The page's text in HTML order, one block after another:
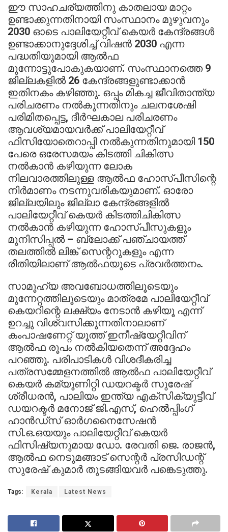
ഈ സാഹചര്യത്തിനു കാതലായ മാറ്റം
ഉണ്ടാക്കുന്നതിനായി സംസ്ഥാനം മുഴുവനും
2030 ഓടെ പാലിയേറ്റീവ് കെയര്‍ കേന്ദ്രങ്ങള്‍
ഉണ്ടാക്കാനുദ്ദേശിച്ച് വിഷന്‍ 2030 എന്ന
പദ്ധതിയുമായി ആല്‍ഫ
മുന്നോട്ടുപോകുകയാണ്. സംസ്ഥാനത്തെ 9
ജില്ലകളില്‍ 26 കേന്ദ്രങ്ങളുണ്ടാക്കാന്‍
ഇതിനകം കഴിഞ്ഞു. ഒപ്പം മികച്ച ജീവിതാന്ത്യ
പരിചരണം നല്‍കുന്നതിനും ചലനശേഷി
പരിമിതപ്പെട്ട, ദീര്‍ഘകാല പരിചരണം
ആവശ്യമായവര്‍ക്ക് പാലിയേറ്റീവ്
ഫിസിയോതെറാപ്പി നല്‍കുന്നതിനുമായി 150
പേരെ ഒരേസമയം കിടത്തി ചികിത്സ
നല്‍കാന്‍ കഴിയുന്ന ലോക
നിലവാരത്തിലുള്ള ആല്‍ഫ ഹോസ്പീസിന്റെ
നിര്‍മാണം നടന്നുവരികയുമാണ്. ഓരോ
ജില്ലയിലും ജില്ലാ കേന്ദ്രങ്ങളില്‍
പാലിയേറ്റീവ് കെയര്‍ കിടത്തിചികിത്സ
നല്‍കാന്‍ കഴിയുന്ന ഹോസ്പീസുകളും
മുനിസിപ്പല്‍ – ബ്ലോക്ക് പഞ്ചായത്ത്
തലത്തില്‍ ലിങ്ക് സെന്ററുകളും എന്ന
രീതിയിലാണ് ആല്‍ഫയുടെ പ്രവര്‍ത്തനം.
സാമൂഹ്യ അവബോധത്തിലൂടെയും
മുന്നേറ്റത്തിലൂടെയും മാത്രമേ പാലിയേറ്റീവ്
കെയറിന്റെ ലക്ഷ്യം നേടാന്‍ കഴിയൂ എന്ന്
ഉറച്ചു വിശ്വസിക്കുന്നതിനാലാണ്
കംപാഷണേറ്റ് യൂത്ത് ഇനീഷ്യേറ്റീവിന്
ആല്‍ഫ രൂപം നല്‍കിയതെന്ന് അദ്ദേഹം
പറഞ്ഞു. പരിപാടികള്‍ വിശദീകരിച്ച
പത്രസമ്മേളനത്തില്‍ ആല്‍ഫ പാലിയേറ്റീവ്
കെയര്‍ കമ്യൂണിറ്റി ഡയറക്ടര്‍ സുരേഷ്
ശ്രീധരന്‍, പാലിയം ഇന്ത്യ എക്സിക്യുട്ടീവ്
ഡയറക്ടര്‍ മനോജ് ജി.എസ്, ഹെല്‍പ്പിംഗ്
ഹാന്‍ഡ്സ് ഓര്‍ഗനൈസേഷന്‍
സി.ഒ.ഒയയും പാലിയേറ്റീവ് കെയര്‍
ഫിസിഷ്യനുമായ ഡോ. രേവതി ജെ. രാജന്‍,
ആല്‍ഫ നെടുമങ്ങാട് സെന്റര്‍ പ്രസിഡന്റ്
സുരേഷ് കുമാര്‍ തുടങ്ങിയവര്‍ പങ്കെടുത്തു.
Tags: Kerala Latest News